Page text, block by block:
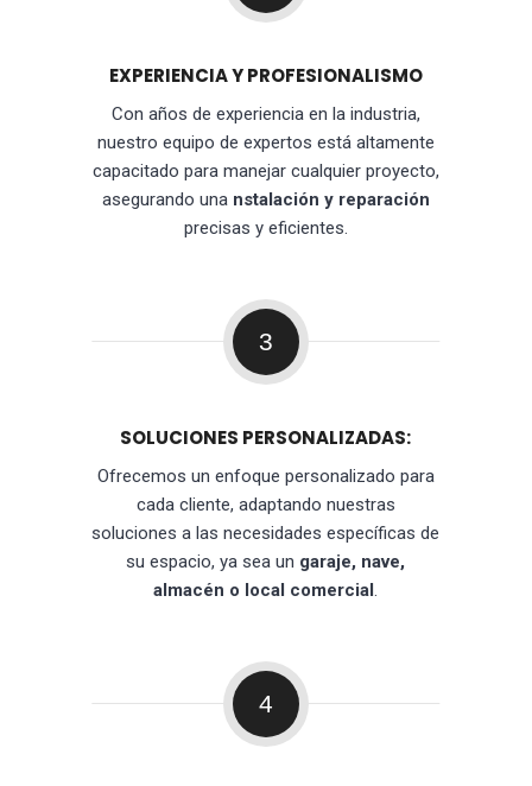
EXPERIENCIA Y PROFESIONALISMO
Con años de experiencia en la industria,
nuestro equipo de expertos está altamente
capacitado para manejar cualquier proyecto,
asegurando una nstalación y reparación
precisas y eficientes.
3
SOLUCIONES PERSONALIZADAS:
Ofrecemos un enfoque personalizado para
cada cliente, adaptando nuestras
soluciones a las necesidades específicas de
su espacio, ya sea un garaje, nave,
almacén o local comercial.
4